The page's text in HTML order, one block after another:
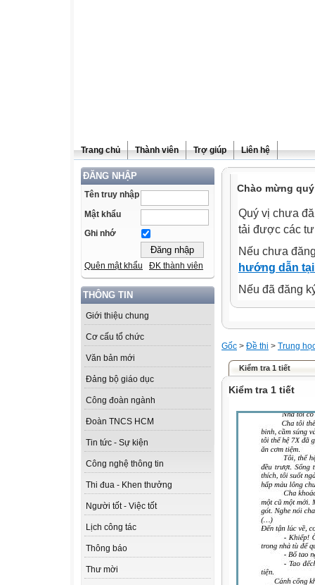
Trang chủ Thành viên Trợ giúp Liên hệ
ĐĂNG NHẬP
Tên truy nhập
Mật khẩu
Ghi nhớ
Quên mật khẩu ĐK thành viên
THÔNG TIN
Giới thiệu chung
Cơ cấu tổ chức
Văn bản mới
Đảng bộ giáo dục
Công đoàn ngành
Đoàn TNCS HCM
Tin tức - Sự kiện
Công nghệ thông tin
Thi đua - Khen thưởng
Người tốt - Việc tốt
Lịch công tác
Thông báo
Thư mời
Chào mừng
Quý vị chưa
tải được các
Nếu chưa
hướng dẫn
Nếu đã đăng
Gốc > Đề thi > Trung
Kiểm tra 1 tiết
Kiểm tra 1 tiết